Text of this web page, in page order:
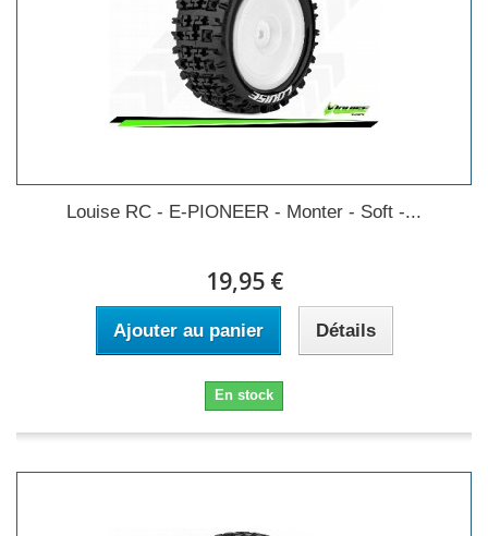
Louise RC - E-PIONEER - Monter - Soft -...
19,95 €
Ajouter au panier Détails
En stock